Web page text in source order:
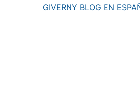
GIVERNY BLOG EN